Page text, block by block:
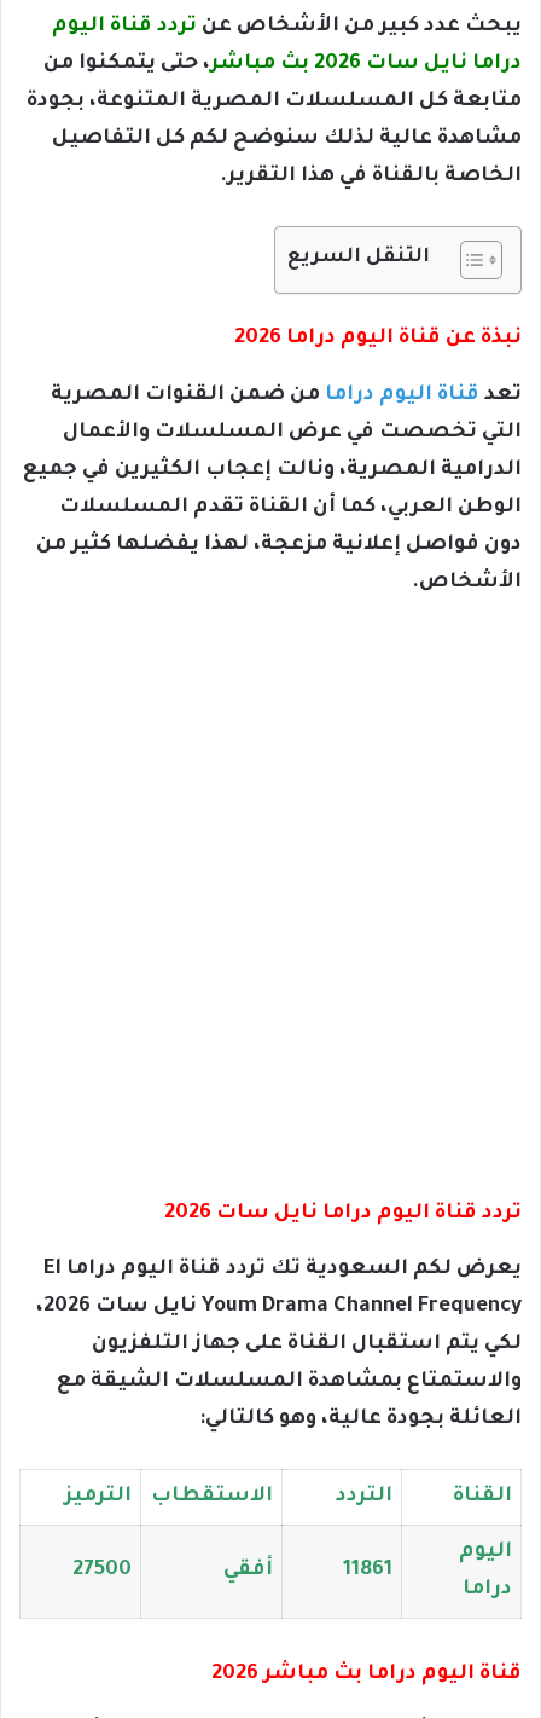
يبحث عدد كبير من الأشخاص عن تردد قناة اليوم
دراما نايل سات 2026 بث مباشر
، حتى يتمكنوا من
متابعة كل المسلسلات المصرية المتنوعة، بجودة
مشاهدة عالية لذلك سنوضح لكم كل التفاصيل
الخاصة بالقناة في هذا التقرير.
التنقل السريع
نبذة عن قناة اليوم دراما 2026
تعد قناة اليوم دراما من ضمن القنوات المصرية
التي تخصصت في عرض المسلسلات والأعمال
الدرامية المصرية، ونالت إعجاب الكثيرين في جميع
الوطن العربي، كما أن القناة تقدم المسلسلات
دون فواصل إعلانية مزعجة، لهذا يفضلها كثير من
الأشخاص.
تردد قناة اليوم دراما نايل سات 2026
يعرض لكم السعودية تك تردد قناة اليوم دراما El
Youm Drama Channel Frequency نايل سات 2026،
لكي يتم استقبال القناة على جهاز التلفزيون
والاستمتاع بمشاهدة المسلسلات الشيقة مع
العائلة بجودة عالية، وهو كالتالي:
القناة التردد الاستقطاب الترميز
اليوم
دراما
11861 أفقي 27500
قناة اليوم دراما بث مباشر 2026